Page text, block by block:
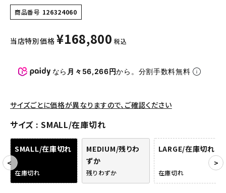
その他バッグ類
アクセサリー
SEASON
CONTENTS
ACCOUNT MENU
ようこそ ゲスト 様
商品番号 126324060
当店特別価格 ¥168,800 税込
なら 月々56,266円から。分割手数料無料
サイズごとに価格が異なりますので、ご確認ください
サイズ SMALL/在庫切れ
SMALL/在庫切れ
在庫切れ
MEDIUM/残りわ
ずか
残りわずか
LARGE/在庫切れ
在庫切れ